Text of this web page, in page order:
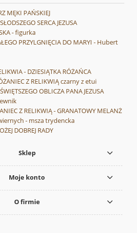
MĘKI PAŃSKIEJ
SERCA JEZUSA
- figurka
PRZYLGNIĘCIA DO MARYI - Hubert
- DZIESIĄTKA RÓŻAŃCA
Z RELIKWIĄ czarny z etui
OBLICZA PANA JEZUSA
Z RELIKWIĄ - GRANATOWY MELANŻ
- msza trydencka
DOBREJ RADY
Sklep
Moje konto
O firmie